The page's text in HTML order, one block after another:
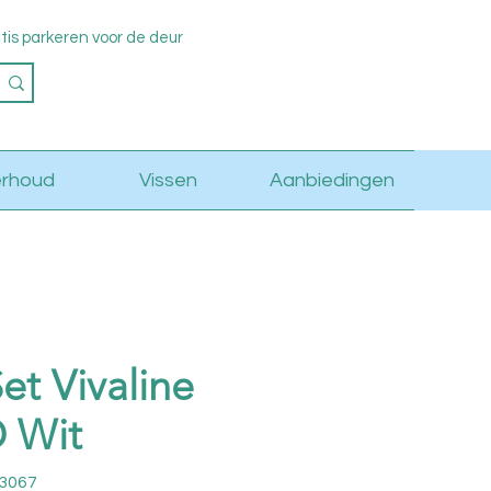
parkeren voor de deur
Vissen Aanbiedingen
Vivaline
Wit